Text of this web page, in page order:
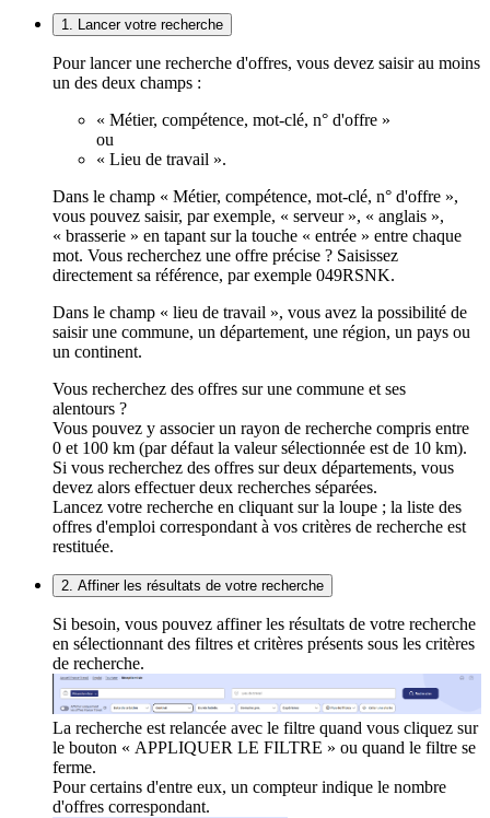
1. Lancer votre recherche
Pour lancer une recherche d'offres, vous devez saisir au moins
un des deux champs :
« Métier, compétence, mot-clé, n° d'offre »
ou
« Lieu de travail ».
Dans le champ « Métier, compétence, mot-clé, n° d'offre »,
vous pouvez saisir, par exemple, « serveur », « anglais »,
« brasserie » en tapant sur la touche « entrée » entre chaque
mot. Vous recherchez une offre précise ? Saisissez
directement sa référence, par exemple 049RSNK.
Dans le champ « lieu de travail », vous avez la possibilité de
saisir une commune, un département, une région, un pays ou
un continent.
Vous recherchez des offres sur une commune et ses
alentours ?
Vous pouvez y associer un rayon de recherche compris entre
0 et 100 km (par défaut la valeur sélectionnée est de 10 km).
Si vous recherchez des offres sur deux départements, vous
devez alors effectuer deux recherches séparées.
Lancez votre recherche en cliquant sur la loupe ; la liste des
offres d'emploi correspondant à vos critères de recherche est
restituée.
2. Affiner les résultats de votre recherche
Si besoin, vous pouvez affiner les résultats de votre recherche
en sélectionnant des filtres et critères présents sous les critères
de recherche.
La recherche est relancée avec le filtre quand vous cliquez sur
le bouton « APPLIQUER LE FILTRE » ou quand le filtre se
ferme.
Pour certains d'entre eux, un compteur indique le nombre
d'offres correspondant.